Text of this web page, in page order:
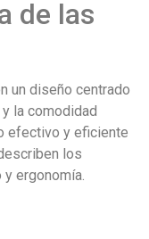
de las
un diseño centrado
la comodidad
efectivo y eficiente
los
ergonomía.